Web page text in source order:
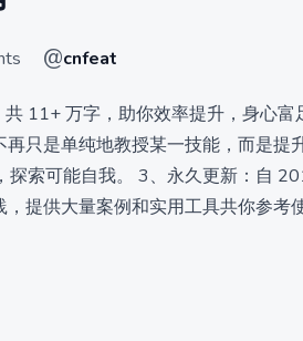
@cnfeat
11+ 万字，助你效率提升，身心富
再只是单纯地教授某一技能，而是
索可能自我。 3、永久更新：自
，提供大量案例和实用工具共你参
https://xiaobot.net/post/